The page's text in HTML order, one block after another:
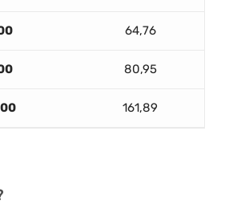
64,76
80,95
161,89